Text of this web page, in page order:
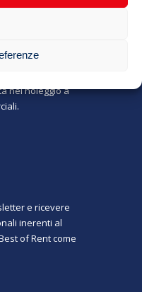
nel noleggio a
e ricevere
inerenti al
of Rent come